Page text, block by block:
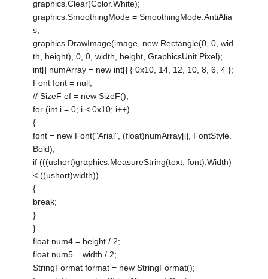
graphics.Clear(Color.White);
graphics.SmoothingMode = SmoothingMode.AntiAlia
s;
graphics.DrawImage(image, new Rectangle(0, 0, wid
th, height), 0, 0, width, height, GraphicsUnit.Pixel);
int[] numArray = new int[] { 0x10, 14, 12, 10, 8, 6, 4 };
Font font = null;
// SizeF ef = new SizeF();
for (int i = 0; i < 0x10; i++)
{
font = new Font("Arial", (float)numArray[i], FontStyle.
Bold);
if (((ushort)graphics.MeasureString(text, font).Width)
< ((ushort)width))
{
break;
}
}
float num4 = height / 2;
float num5 = width / 2;
StringFormat format = new StringFormat();